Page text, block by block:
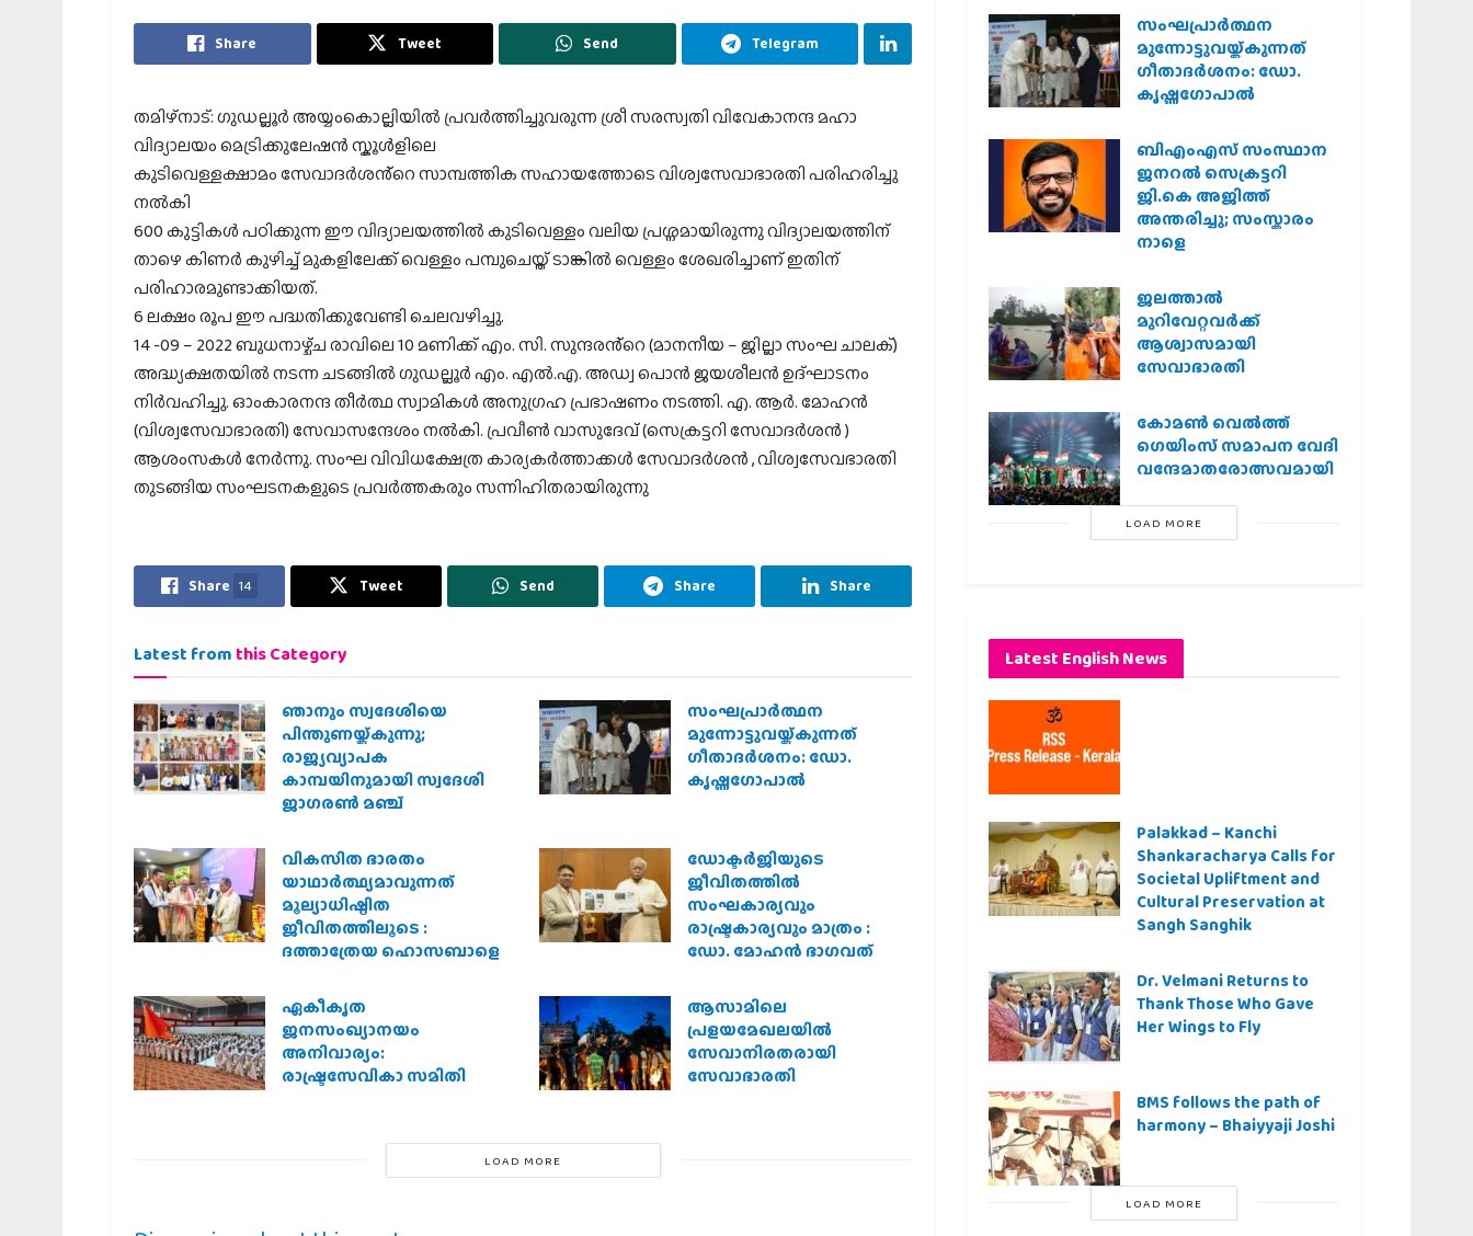
Share Tweet Send Telegram
തമിഴ്നാട്: ഗുഡല്ലൂർ അയ്യംകൊല്ലിയിൽ പ്രവർത്തിച്ചുവരുന്ന ശ്രീ സരസ്വതി വിവേകാനന്ദ മഹാ
വിദ്യാലയം മെട്രിക്കുലേഷൻ സ്കൂൾളിലെ
കുടിവെള്ളക്ഷാമം സേവാദർശൻ്റെ സാമ്പത്തിക സഹായത്തോടെ വിശ്വസേവാഭാരതി പരിഹരിച്ചു
നൽകി
600 കുട്ടികൾ പഠിക്കുന്ന ഈ വിദ്യാലയത്തിൽ കുടിവെള്ളം വലിയ പ്രശ്നമായിരുന്നു വിദ്യാലയത്തിന്
താഴെ കിണർ കുഴിച്ച് മുകളിലേക്ക് വെള്ളം പമ്പുചെയ്ത് ടാങ്കിൽ വെള്ളം ശേഖരിച്ചാണ് ഇതിന്
പരിഹാരമുണ്ടാക്കിയത്.
6 ലക്ഷം രൂപ ഈ പദ്ധതിക്കുവേണ്ടി ചെലവഴിച്ചു.
14 -09 – 2022 ബുധനാഴ്ച്ച രാവിലെ 10 മണിക്ക് എം. സി. സുന്ദരൻ്റെ (മാനനീയ – ജില്ലാ സംഘ ചാലക്)
അദ്ധ്യക്ഷതയിൽ നടന്ന ചടങ്ങിൽ ഗുഡല്ലൂർ എം. എൽ.എ. അഡ്വ പൊൻ ജയശീലൻ ഉദ്ഘാടനം
നിർവഹിച്ചു. ഓംകാരനന്ദ തീർത്ഥ സ്വാമികൾ അനുഗ്രഹ പ്രഭാഷണം നടത്തി. എ. ആർ. മോഹൻ
(വിശ്വസേവാഭാരതി) സേവാസന്ദേശം നൽകി. പ്രവീൺ വാസുദേവ് (സെക്രട്ടറി സേവാദർശൻ )
ആശംസകൾ നേർന്നു. സംഘ വിവിധക്ഷേത്ര കാര്യകർത്താക്കൾ സേവാദർശൻ , വിശ്വസേവഭാരതി
തുടങ്ങിയ സംഘടനകളുടെ പ്രവർത്തകരും സന്നിഹിതരായിരുന്നു
Share 14 Tweet Send Share Share
Latest from this Category
ഞാനും സ്വദേശിയെ
പിന്തുണയ്ക്കുന്നു;
രാജ്യവ്യാപക
കാമ്പയിനുമായി സ്വദേശി
ജാഗരണ്‍ മഞ്ച്
സംഘപ്രാര്‍ത്ഥന
മുന്നോട്ടുവയ്ക്കുന്നത്
ഗീതാദര്‍ശനം: ഡോ.
കൃഷ്ണഗോപാല്‍
വികസിത ഭാരതം
യാഥാർത്ഥ്യമാവുന്നത്
മൂല്യാധിഷ്ഠിത
ജീവിതത്തിലൂടെ :
ദത്താത്രേയ ഹൊസബാളെ
ഡോക്ടർജിയുടെ
ജീവിതത്തിൽ
സംഘകാര്യവും
രാഷ്ട്രകാര്യവും മാത്രം :
ഡോ. മോഹൻ ഭാഗവത്
ഏകീകൃത
ജനസംഖ്യാനയം
അനിവാര്യം:
രാഷ്ട്രസേവികാ സമിതി
ആസാമിലെ
പ്രളയമേഖലയില്‍
സേവാനിരതരായി
സേവാഭാരതി
LOAD MORE
സംഘപ്രാര്‍ത്ഥന
മുന്നോട്ടുവയ്ക്കുന്നത്
ഗീതാദര്‍ശനം: ഡോ.
കൃഷ്ണഗോപാല്‍
ബിഎംഎസ് സംസ്ഥാന
ജനറൽ സെക്രട്ടറി
ജി.കെ അജിത്ത്
അന്തരിച്ചു; സംസ്കാരം
നാളെ
ജലത്താല്‍
മുറിവേറ്റവര്‍ക്ക്
ആശ്വാസമായി
സേവാഭാരതി
കോമൺ വെൽത്ത്
ഗെയിംസ് സമാപന വേദി
വന്ദേമാതരോത്സവമായി
LOAD MORE
Latest English News
Palakkad – Kanchi
Shankaracharya Calls for
Societal Upliftment and
Cultural Preservation at
Sangh Sanghik
Dr. Velmani Returns to
Thank Those Who Gave
Her Wings to Fly
BMS follows the path of
harmony – Bhaiyyaji Joshi
LOAD MORE